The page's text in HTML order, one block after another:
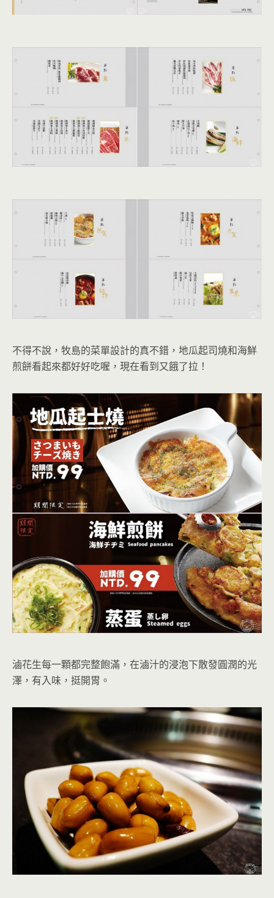
不得不說，牧島的菜單設計的真不錯，地瓜起司燒和海鮮
煎餅看起來都好好吃喔，現在看到又餓了拉！
滷花生每一顆都完整飽滿，在滷汁的浸泡下散發圓潤的光
澤，有入味 ，挺開胃。